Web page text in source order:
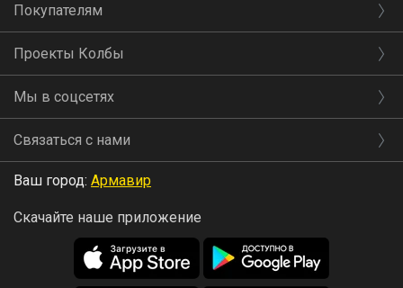
Покупателям
Проекты Колбы
Мы в соцсетях
Связаться с нами
Ваш город: Армавир
Скачайте наше приложение